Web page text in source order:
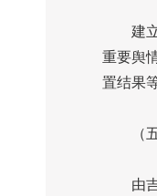
建立
重要舆
置结果
（五
由吉